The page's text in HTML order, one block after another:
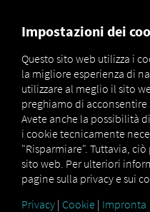
Marketplace Connectors
COLLEGARE
Impostazioni dei
Questo sito web utilizza i
la migliore esperienza di
utilizzare al meglio il sito
preghiamo di
Avete anche la possibilità
i cookie tecnicamente
"Risparmiare". Tuttavia,
sito web. Per ulteriori
pagine sulla privacy e sui
Privacy | Cookie | Impronta